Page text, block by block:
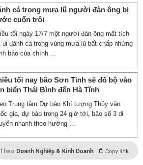
cá trong mưa lũ người đàn ông bị
cuốn trôi
tối ngày 17/7 một người đàn ông mất tích
đi đánh cá trong vùng mưa lũ bất chấp những
báo của chính ...
tối nay bão Sơn Tinh sẽ đổ bộ vào
biển Thái Bình đến Hà Tĩnh
Trung tâm Dự báo Khí tượng Thủy văn
gia, dự báo trong 24 giờ tới, bão số 3 di
nhanh theo hướng ...
Theo Doanh Nghiệp & Kinh Doanh Copy link